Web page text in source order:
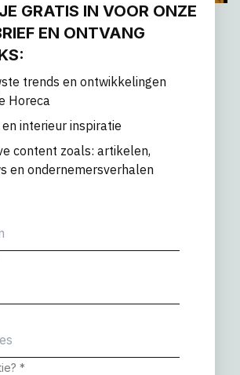
GRATIS IN VOOR ONZE
EN ONTVANG
trends en ontwikkelingen
Horeca
interieur inspiratie
content zoals: artikelen,
en ondernemersverhalen
*